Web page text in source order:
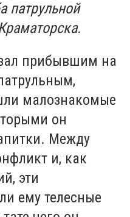
патрульной
прибывшим на
малознакомые
он
Между
и, как
эти
ему телесные